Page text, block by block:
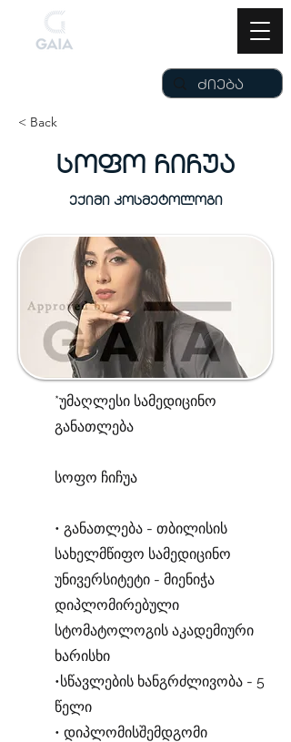
< Back
სოფო ჩიჩუა
ექიმი კოსმეტოლოგი
*უმაღლესი სამედიცინო
განათლება
სოფო ჩიჩუა
• განათლება - თბილისის
სახელმწიფო სამედიცინო
უნივერსიტეტი - მიენიჭა
დიპლომირებული
სტომატოლოგის აკადემიური
ხარისხი
•სწავლების ხანგრძლივობა - 5
წელი
• დიპლომისშემდგომი